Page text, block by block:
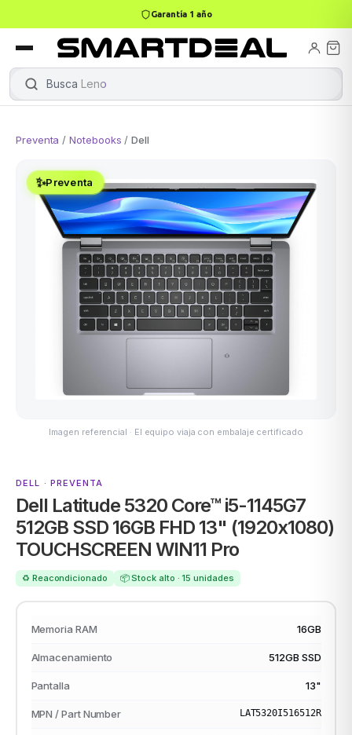
Garantía 1 año
Busca Lenovo
Preventa /Notebooks /Dell
✨Preventa
Imagen referencial · El equipo viaja con embalaje certificado
DELL · PREVENTA
Dell Latitude 5320 Core™ i5-1145G7
512GB SSD 16GB FHD 13" (1920x1080)
TOUCHSCREEN WIN11 Pro
♻️ Reacondicionado 📦 Stock alto · 15 unidades
Memoria RAM 16GB
Almacenamiento 512GB SSD
Pantalla 13"
MPN / Part Number LAT5320I516512R